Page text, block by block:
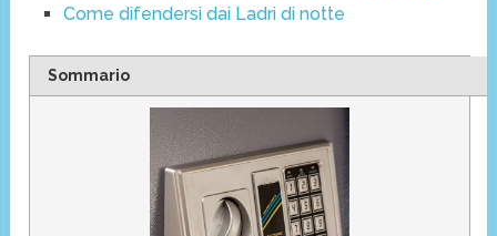
Come difendersi dai Ladri di notte
Sommario